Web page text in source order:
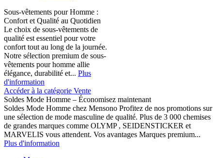
Sous-vêtements pour Homme :
Confort et Qualité au Quotidien
Le choix de sous-vêtements de
qualité est essentiel pour votre
confort tout au long de la journée.
Notre sélection premium de sous-
vêtements pour homme allie
élégance, durabilité et... Plus
d'information
Accéder à la catégorie Vente
Soldes Mode Homme – Économisez maintenant
Soldes Mode Homme chez Mensono Profitez de nos promotions sur
une sélection de mode masculine de qualité. Plus de 3 000 chemises
de grandes marques comme OLYMP , SEIDENSTICKER et
MARVELIS vous attendent. Vos avantages Marques premium...
Plus d'information